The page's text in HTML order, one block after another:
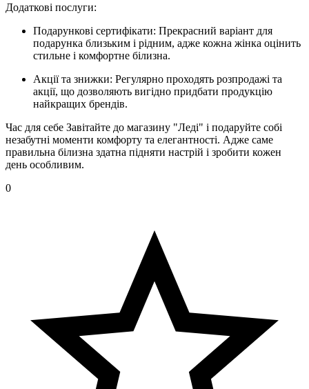
Додаткові послуги:
Подарункові сертифікати: Прекрасний варіант для
подарунка близьким і рідним, адже кожна жінка оцінить
стильне і комфортне білизна.
Акції та знижки: Регулярно проходять розпродажі та
акції, що дозволяють вигідно придбати продукцію
найкращих брендів.
Час для себе Завітайте до магазину "Леді" і подаруйте собі
незабутні моменти комфорту та елегантності. Адже саме
правильна білизна здатна підняти настрій і зробити кожен
день особливим.
0